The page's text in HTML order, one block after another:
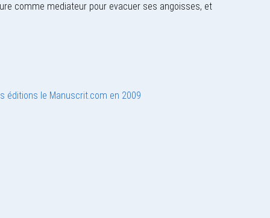
comme mediateur pour evacuer ses angoisses, et
éditions le Manuscrit.com en 2009